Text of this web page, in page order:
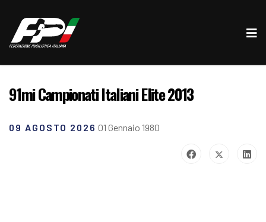
91mi Campionati Italiani Elite 2013
09 AGOSTO 2026 01 Gennaio 1980